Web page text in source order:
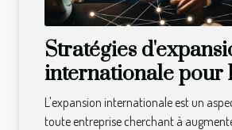
Stratégies
internationale pour
entreprises
L'expansion internationale est un
toute entreprise cherchant à augmenter